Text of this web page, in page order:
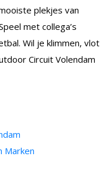
plekjes van
met collega’s
Wil je klimmen, vlot
Circuit Volendam
Marken